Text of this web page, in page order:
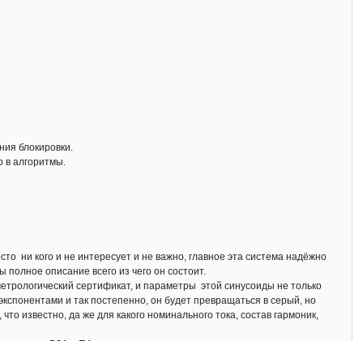
блокировки.
в алгоритмы.
ни кого и не интересует и не важно, главное эта система надёжно
описание всего из чего он состоит.
сертификат, и параметры этой синусоиды не только
и так постепенно, он будет превращаться в серый, но
известно, да же для какого номинального тока, состав гармоник,